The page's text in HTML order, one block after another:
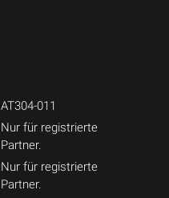
AT304-011
Nur für registrierte
Partner.
Nur für registrierte
Partner.